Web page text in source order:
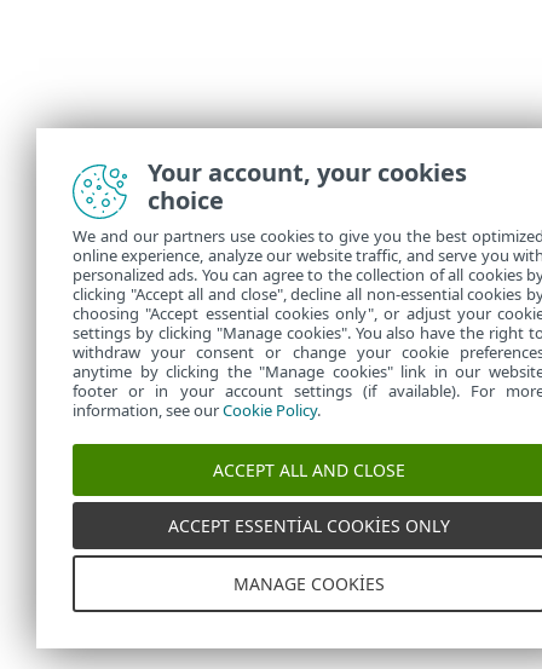
Your account, your cookies
choice
We and our partners use cookies to give you the best
online experience, analyze our website traffic, and serve you
personalized ads. You can agree to the collection of all cookies
clicking "Accept all and close", decline all non-essential cookies
choosing "Accept essential cookies only", or adjust your
settings by clicking "Manage cookies". You also have the right
withdraw your consent or change your cookie
anytime by clicking the "Manage cookies" link in our
footer or in your account settings (if available). For
information, see ourCookie Policy.
ACCEPT ALL AND CLOSE
ACCEPT ESSENTIAL COOKIES ONLY
MANAGE COOKIES